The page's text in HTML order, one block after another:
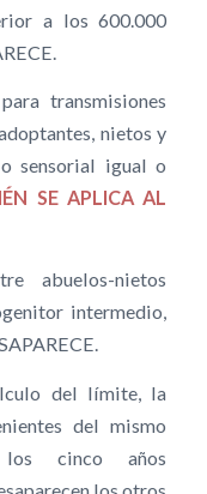
a los 600.000
transmisiones
nietos y
sensorial igual o
SE APLICA AL
abuelos-nietos
intermedio,
del límite, la
del mismo
los cinco años
los otros